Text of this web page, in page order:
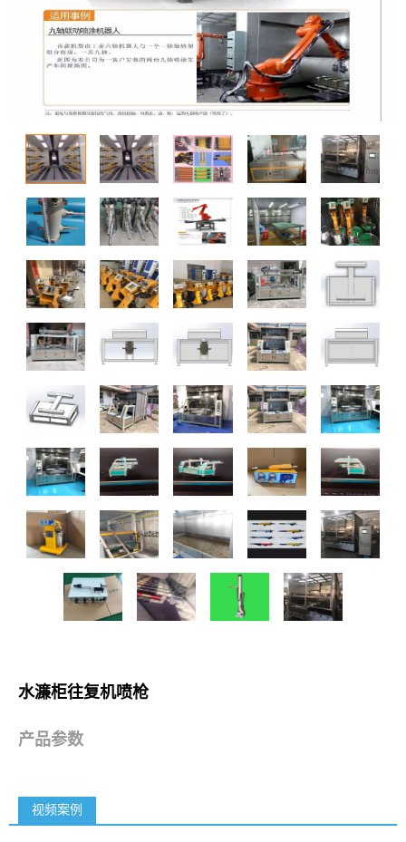
水濂柜往复机喷枪
产品参数
视频案例